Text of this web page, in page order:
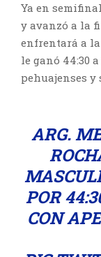
Ya en
y avanzó a la
enfrentará a
le ganó 44:30
pehuajenses y
ARG.
POR
CON